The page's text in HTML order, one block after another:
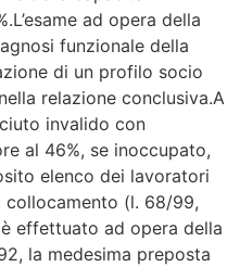
ad opera della
funzionale della
di un profilo socio
relazione conclusiva.A
invalido con
al 46%, se inoccupato,
elenco dei lavoratori
(l. 68/99,
è effettuato ad opera della
la medesima preposta